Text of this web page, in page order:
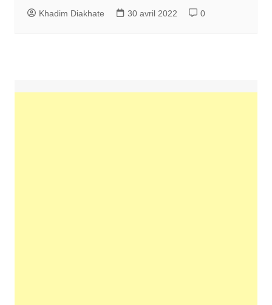
Khadim Diakhate 30 avril 2022 0